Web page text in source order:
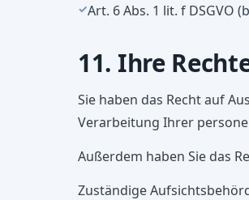
Art. 6 Abs. 1 lit. f DSGVO
11. Ihre
Sie haben das Recht auf
Verarbeitung Ihrer
Außerdem haben Sie das
Zuständige